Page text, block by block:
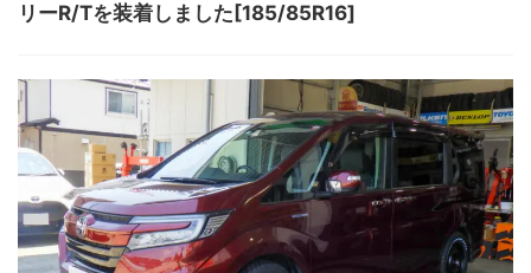
リーR/Tを装着しました[185/85R16]